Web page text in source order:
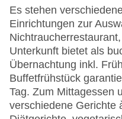
Lift
Anzahl der
Anzahl der Aufzüge: 1
Haustiere
Zimmerservice:
Gesamtanzahl der
Gesamtanzahl der
Pools:Indoor Pool
Zahlungsarten:
Es stehen
Einrichtungen zur
Unterkunft bietet als
Übernachtung inkl.
Buffetfrühstück
Tag. Zum Mittagessen
verschiedene Gerichte